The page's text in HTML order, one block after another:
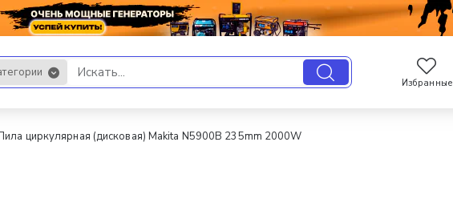
Избранные
циркулярная (дисковая) Makita N5900B 235mm 2000W